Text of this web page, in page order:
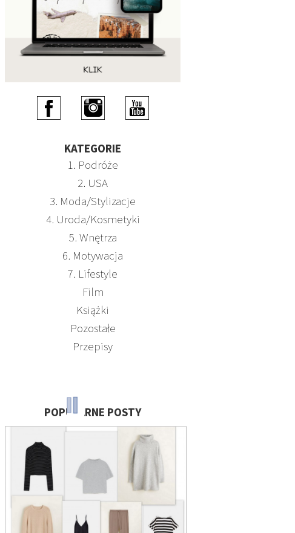
KATEGORIE
1. Podróże
2. USA
3. Moda/Stylizacje
4. Uroda/Kosmetyki
5. Wnętrza
6. Motywacja
7. Lifestyle
Film
Książki
Pozostałe
Przepisy
POPULARNE POSTY